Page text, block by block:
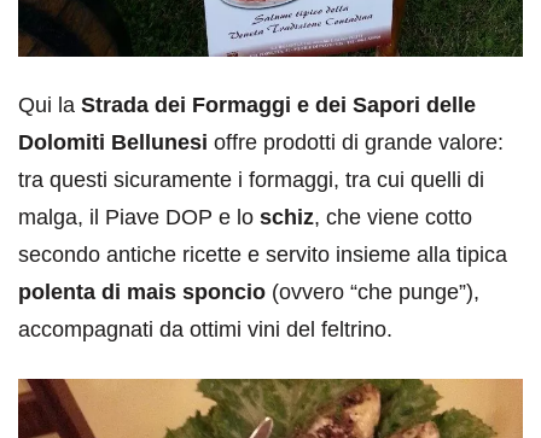
Qui la Strada dei Formaggi e dei Sapori delle
Dolomiti Bellunesi offre prodotti di grande valore:
tra questi sicuramente i formaggi, tra cui quelli di
malga, il Piave DOP e lo schiz, che viene cotto
secondo antiche ricette e servito insieme alla tipica
polenta di mais sponcio (ovvero “che punge”),
accompagnati da ottimi vini del feltrino.